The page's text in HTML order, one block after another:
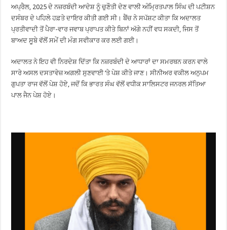
ਅਪ੍ਰੈਲ, 2025 ਦੇ ਨਜ਼ਰਬੰਦੀ ਆਦੇਸ਼ ਨੂੰ ਚੁਣੌਤੀ ਦੇਣ ਵਾਲੀ ਅੰਮ੍ਰਿਤਪਾਲ ਸਿੰਘ ਦੀ ਪਟੀਸ਼ਨ
ਦਸੰਬਰ ਦੇ ਪਹਿਲੇ ਹਫ਼ਤੇ ਦਾਇਰ ਕੀਤੀ ਗਈ ਸੀ। ਬੈਂਚ ਨੇ ਸਪੱਸ਼ਟ ਕੀਤਾ ਕਿ ਅਦਾਲਤ
ਪ੍ਰਤੀਵਾਦੀ ਤੋਂ ਪੈਰਾ-ਵਾਰ ਜਵਾਬ ਪ੍ਰਾਪਤ ਕੀਤੇ ਬਿਨਾਂ ਅੱਗੇ ਨਹੀਂ ਵਧ ਸਕਦੀ, ਜਿਸ ਤੋਂ
ਬਾਅਦ ਸੂਬੇ ਵੱਲੋਂ ਸਮੇਂ ਦੀ ਮੰਗ ਸਵੀਕਾਰ ਕਰ ਲਈ ਗਈ।
ਅਦਾਲਤ ਨੇ ਇਹ ਵੀ ਨਿਰਦੇਸ਼ ਦਿੱਤਾ ਕਿ ਨਜ਼ਰਬੰਦੀ ਦੇ ਆਧਾਰਾਂ ਦਾ ਸਮਰਥਨ ਕਰਨ ਵਾਲੇ
ਸਾਰੇ ਅਸਲ ਦਸਤਾਵੇਜ਼ ਅਗਲੀ ਸੁਣਵਾਈ ‘ਤੇ ਪੇਸ਼ ਕੀਤੇ ਜਾਣ। ਸੀਨੀਅਰ ਵਕੀਲ ਅਨੁਪਮ
ਗੁਪਤਾ ਰਾਜ ਵੱਲੋਂ ਪੇਸ਼ ਹੋਏ, ਜਦੋਂ ਕਿ ਭਾਰਤ ਸੰਘ ਵੱਲੋਂ ਵਧੀਕ ਸਾਲਿਸਟਰ ਜਨਰਲ ਸੱਤਿਆ
ਪਾਲ ਜੈਨ ਪੇਸ਼ ਹੋਏ।